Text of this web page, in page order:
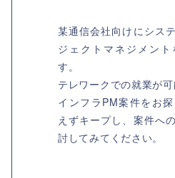
某通信会社向けにシス
ジェクトマネジメント
す。
テレワークでの就業が可
インフラPM案件をお
えずキープし、案件へ
討してみてください。